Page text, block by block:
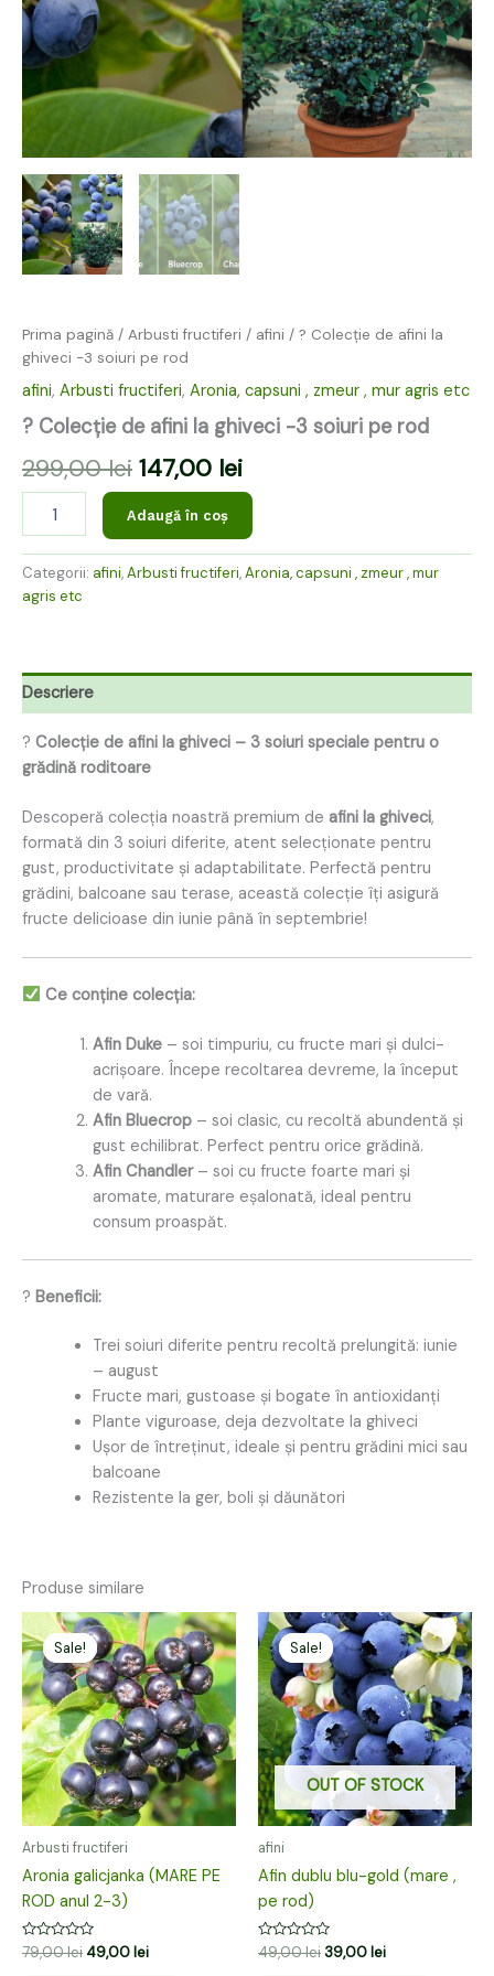
Prima pagină / Arbusti fructiferi / afini / ? Colecție de afini la
ghiveci -3 soiuri pe rod
afini, Arbusti fructiferi, Aronia, capsuni , zmeur , mur agris etc
? Colecție de afini la ghiveci -3 soiuri pe rod
299,00lei 147,00 lei
Adaugă în coș
Categorii: afini,Arbusti fructiferi,Aronia, capsuni , zmeur , mur
agris etc
Descriere
? Colecție de afini la ghiveci – 3 soiuri speciale pentru o
grădină roditoare
Descoperă colecția noastră premium de afini la ghiveci,
formată din 3 soiuri diferite, atent selecționate pentru
gust, productivitate și adaptabilitate. Perfectă pentru
grădini, balcoane sau terase, această colecție îți asigură
fructe delicioase din iunie până în septembrie!
Ce conține colecția:
Afin Duke– soi timpuriu, cu fructe mari și dulci-
acrișoare. Începe recoltarea devreme, la început
de vară.
Afin Bluecrop– soi clasic, cu recoltă abundentă și
gust echilibrat. Perfect pentru orice grădină.
Afin Chandler– soi cu fructe foarte mari și
aromate, maturare eșalonată, ideal pentru
consum proaspăt.
? Beneficii:
Trei soiuri diferite pentru recoltă prelungită: iunie
– august
Fructe mari, gustoase și bogate în antioxidanți
Plante viguroase, deja dezvoltate la ghiveci
Ușor de întreținut, ideale și pentru grădini mici sau
balcoane
Rezistente la ger, boli și dăunători
Produse similare
Sale!
Sale!
Arbusti fructiferi
Aronia galicjanka (MARE PE
ROD anul 2-3)
Evaluat
la
79,00lei
Prețul
inițial
a
fost:
79,00 lei.
49,00 lei
Prețul
curent
este:
49,00 lei.
Sale!
OUT OF STOCK
Sale!
afini
Afin dublu blu-gold (mare ,
pe rod)
Evaluat
la
49,00lei
Prețul
inițial
a
fost:
49,00 lei.
39,00 lei
Prețul
curent
este:
39,00 lei.